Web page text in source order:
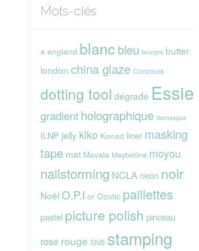
Mots-clés
a england blanc bleu bourjois butter
london china glaze Concours
dotting tool dégradé Essie
gradientholographique Illamasqua
ILNP jelly kiko Konad liner masking
tape mat Mavala Maybelline moyou
nailstorming NCLA neon noir
NoëlO.P.I or Ozotic paillettes
pastel picture polish pinceau
rose rouge SNB stamping